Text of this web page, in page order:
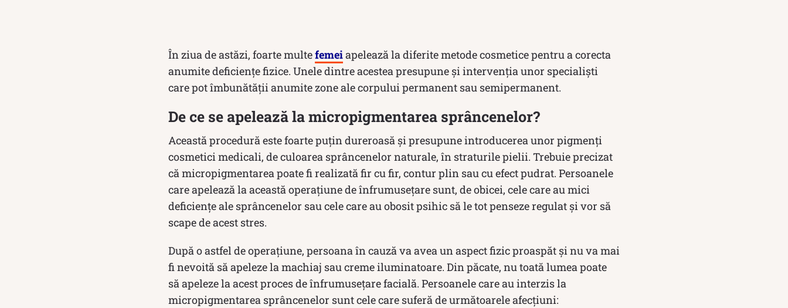
În ziua de astăzi, foarte multefemeiapelează la diferite metode cosmetice pentru a corecta
anumite deficiențe fizice. Unele dintre acestea presupune și intervenția unor specialiști
care pot îmbunătății anumite zone ale corpului permanent sau semipermanent.
De ce se apelează la micropigmentarea sprâncenelor?
Această procedură este foarte puțin dureroasă și presupune introducerea unor pigmenți
cosmetici medicali, de culoarea sprâncenelor naturale, în straturile pielii. Trebuie precizat
că micropigmentarea poate fi realizată fir cu fir, contur plin sau cu efect pudrat. Persoanele
care apelează la această operațiune de înfrumusețare sunt, de obicei, cele care au mici
deficiențe ale sprâncenelor sau cele care au obosit psihic să le tot penseze regulat și vor să
scape de acest stres.
După o astfel de operațiune, persoana în cauză va avea un aspect fizic proaspăt și nu va mai
fi nevoită să apeleze la machiaj sau creme iluminatoare. Din păcate, nu toată lumea poate
să apeleze la acest proces de înfrumusețare facială. Persoanele care au interzis la
micropigmentarea sprâncenelor sunt cele care suferă de următoarele afecțiuni: